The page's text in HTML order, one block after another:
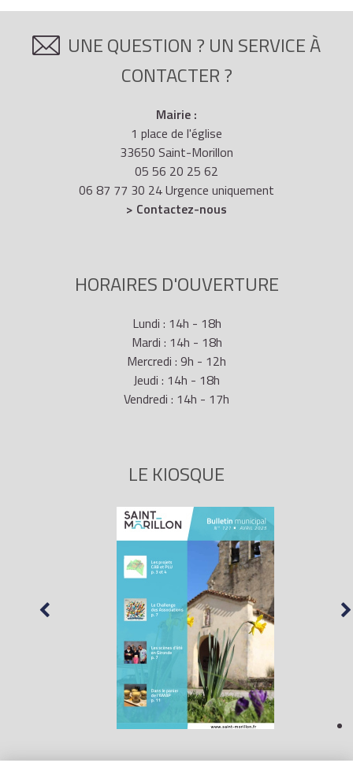
UNE QUESTION ? UN SERVICE À
CONTACTER ?
Mairie :
1 place de l'église
33650 Saint-Morillon
05 56 20 25 62
06 87 77 30 24 Urgence uniquement
> Contactez-nous
HORAIRES D'OUVERTURE
Lundi : 14h - 18h
Mardi : 14h - 18h
Mercredi : 9h - 12h
Jeudi : 14h - 18h
Vendredi : 14h - 17h
LE KIOSQUE